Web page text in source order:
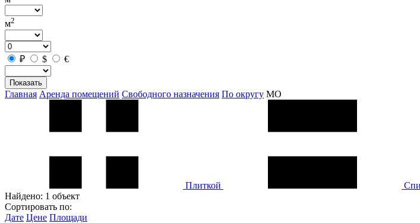
м2
₽ $ €
Показать
Главная Аренда помещений Свободного назначения По округу МО
Плиткой
Найдено: 1 объект
Сортировать по:
Дате Цене Площади